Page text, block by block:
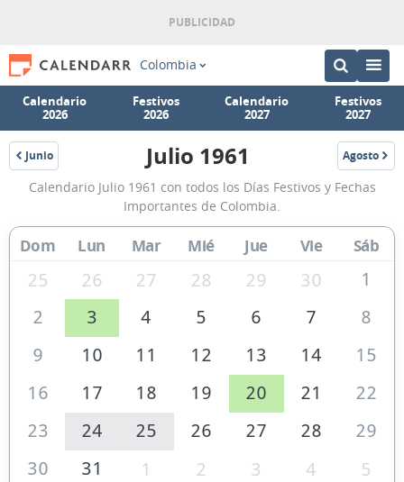
Colombia
Calendario
2026
Festivos
2026
Calendario
2027
Festivos
2027
Junio
1961
Calendario
Julio
1961
de
Colombia
Julio 1961 Agosto
1961
Calendario Julio 1961 con todos los Días Festivos y Fechas
Importantes de Colombia.
Dom Lun Mar Mié Jue Vie Sáb
25 26 27 28 29 30
1
2
3 4 5 6 7
8
9
10 11 12 13 14
15
16
17 18 19 20 21
22
23
24 25 26 27 28
29
30
31 1 2 3 4 5